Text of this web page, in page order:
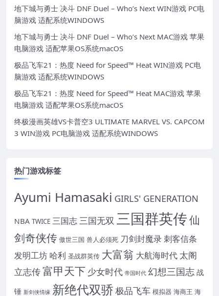
地下城与勇士 决斗 DNF Duel – Who’s Next WIN游戏 PC电
脑游戏 适配系统WINDOWS
地下城与勇士 决斗 DNF Duel – Who’s Next MAC游戏 苹果
电脑游戏 适配苹果OS系统macOS
极品飞车21：热度 Need for Speed™ Heat WIN游戏 PC电
脑游戏 适配系统WINDOWS
极品飞车21：热度 Need for Speed™ Heat MAC游戏 苹果
电脑游戏 适配苹果OS系统macOS
终极漫画英雄VS卡普空3 ULTIMATE MARVEL VS. CAPCOM
3 WIN游戏 PC电脑游戏 适配系统WINDOWS
热门游戏标签
Ayumi Hamasaki GIRLS' GENERATION
NBA TWICE 三国志 三国无双 三国群英传仙
剑奇侠传 傲世三国 兽人必须死 刀剑封魔录刺客信条
发明工坊 哈利 圣战群英传 大富翁 大航海时代 太阁
立志传富甲天下 少女时代 帝国时代 幻想三国志 战
锤 新剑侠情缘 新绝代双骄 极品飞车 模拟器 海商王 海